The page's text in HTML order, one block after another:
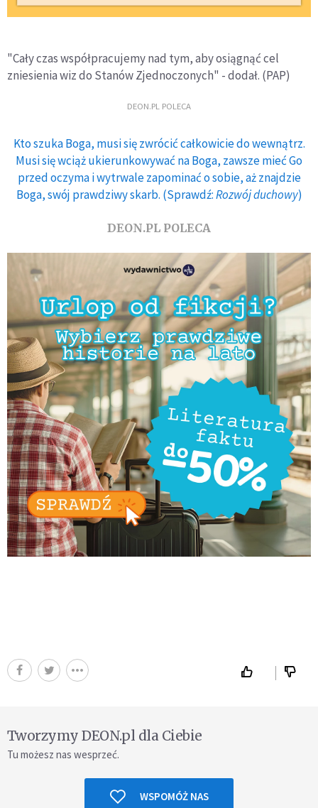
"Cały czas współpracujemy nad tym, aby osiągnąć cel
zniesienia wiz do Stanów Zjednoczonych" - dodał. (PAP)
DEON.PL POLECA
Kto szuka Boga, musi się zwrócić całkowicie do wewnątrz.
Musi się wciąż ukierunkowywać na Boga, zawsze mieć Go
przed oczyma i wytrwale zapominać o sobie, aż znajdzie
Boga, swój prawdziwy skarb. (Sprawdź:Rozwój duchowy)
DEON.PL POLECA
Tworzymy DEON.pl dla Ciebie
Tu możesz nas wesprzeć.
WSPOMÓŻ NAS